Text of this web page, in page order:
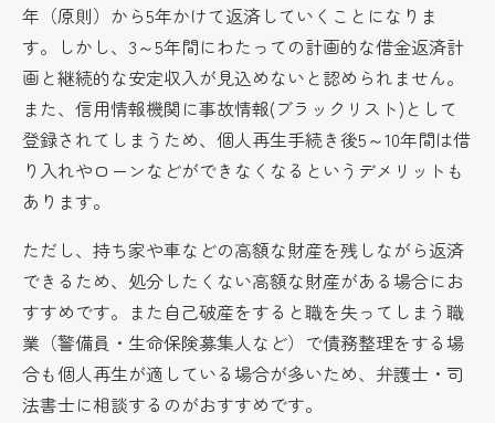
年（原則）から5年かけて返済していくことになりま
す。しかし、3～5年間にわたっての計画的な借金返済計
画と継続的な安定収入が見込めないと認められません。
また、信用情報機関に事故情報(ブラックリスト)として
登録されてしまうため、個人再生手続き後5～10年間は借
り入れやローンなどができなくなるというデメリットも
あります。
ただし、持ち家や車などの高額な財産を残しながら返済
できるため、処分したくない高額な財産がある場合にお
すすめです。また自己破産をすると職を失ってしまう職
業（警備員・生命保険募集人など）で債務整理をする場
合も個人再生が適している場合が多いため、弁護士・司
法書士に相談するのがおすすめです。